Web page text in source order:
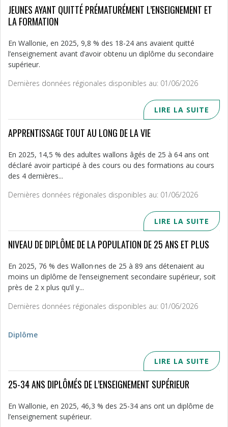
JEUNES AYANT QUITTÉ PRÉMATURÉMENT L’ENSEIGNEMENT ET
LA FORMATION
En Wallonie, en 2025, 9,8 % des 18-24 ans avaient quitté
l’enseignement avant d’avoir obtenu un diplôme du secondaire
supérieur.
Dernières données régionales disponibles au: 01/06/2026
LIRE LA SUITE
APPRENTISSAGE TOUT AU LONG DE LA VIE
En 2025, 14,5 % des adultes wallons âgés de 25 à 64 ans ont
déclaré avoir participé à des cours ou des formations au cours
des 4 dernières...
Dernières données régionales disponibles au: 01/06/2026
LIRE LA SUITE
NIVEAU DE DIPLÔME DE LA POPULATION DE 25 ANS ET PLUS
En 2025, 76 % des Wallon·nes de 25 à 89 ans détenaient au
moins un diplôme de l’enseignement secondaire supérieur, soit
près de 2 x plus qu’il y...
Dernières données régionales disponibles au: 01/06/2026
Diplôme
LIRE LA SUITE
25-34 ANS DIPLÔMÉS DE L’ENSEIGNEMENT SUPÉRIEUR
En Wallonie, en 2025, 46,3 % des 25-34 ans ont un diplôme de
l’enseignement supérieur.